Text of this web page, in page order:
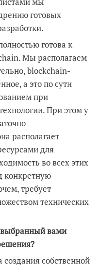
готовых
готова к
Мы располагаем
blockchain-
а это по сути
при
При этом у
располагает
для
во всех этих
конкретную
требует
технических
вами
собственной